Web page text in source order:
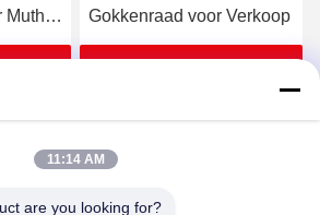
Mutha-
met
van
Gokkenraad voor Verkoop
11:14 AM
are you looking for?